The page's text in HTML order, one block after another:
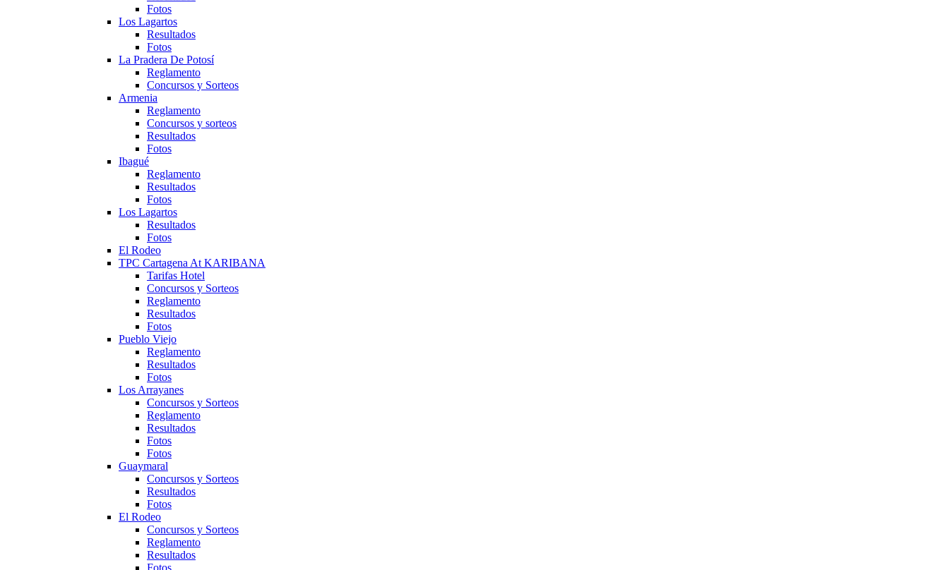
Fotos
Los Lagartos
Resultados
Fotos
La Pradera De Potosí
Reglamento
Concursos y Sorteos
Armenia
Reglamento
Concursos y sorteos
Resultados
Fotos
Ibagué
Reglamento
Resultados
Fotos
Los Lagartos
Resultados
Fotos
El Rodeo
TPC Cartagena At KARIBANA
Tarifas Hotel
Concursos y Sorteos
Reglamento
Resultados
Fotos
Pueblo Viejo
Reglamento
Resultados
Fotos
Los Arrayanes
Concursos y Sorteos
Reglamento
Resultados
Fotos
Fotos
Guaymaral
Concursos y Sorteos
Resultados
Fotos
El Rodeo
Concursos y Sorteos
Reglamento
Resultados
Fotos